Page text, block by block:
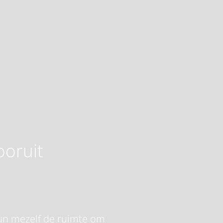
mezelf de ruimte om